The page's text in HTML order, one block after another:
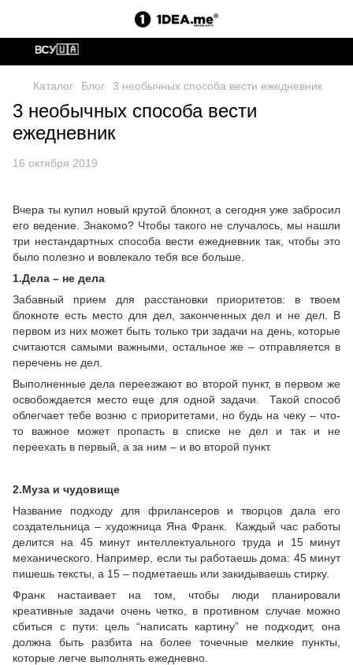
ВСУ🇺🇦
Каталог Блог 3 необычных способа вести ежедневник
3 необычных способа вести
ежедневник
16 октября 2019
Вчера ты купил новый крутой блокнот, а сегодня уже забросил
его ведение. Знакомо? Чтобы такого не случалось, мы нашли
три нестандартных способа вести ежедневник так, чтобы это
было полезно и вовлекало тебя все больше.
1.Дела – не дела
Забавный прием для расстановки приоритетов: в твоем
блокноте есть место для дел, законченных дел и не дел. В
первом из них может быть только три задачи на день, которые
считаются самыми важными, остальное же – отправляется в
перечень не дел.
Выполненные дела переезжают во второй пункт, в первом же
освобождается место еще для одной задачи. Такой способ
облегчает тебе возню с приоритетами, но будь на чеку – что-
то важное может пропасть в списке не дел и так и не
переехать в первый, а за ним – и во второй пункт.
2.Муза и чудовище
Название подходу для фрилансеров и творцов дала его
создательница – художница Яна Франк. Каждый час работы
делится на 45 минут интеллектуального труда и 15 минут
механического. Например, если ты работаешь дома: 45 минут
пишешь тексты, а 15 – подметаешь или закидываешь стирку.
Франк настаивает на том, чтобы люди планировали
креативные задачи очень четко, в противном случае можно
сбиться с пути: цель “написать картину” не подходит, она
должна быть разбита на более точечные мелкие пункты,
которые легче выполнять ежедневно.